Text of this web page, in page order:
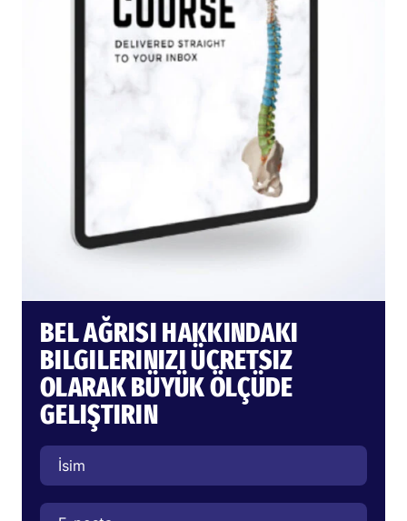
BEL AĞRISI HAKKINDAKI
BILGILERINIZI ÜCRETSIZ
OLARAK BÜYÜK ÖLÇÜDE
GELIŞTIRIN